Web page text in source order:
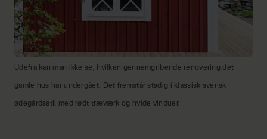
Udefra kan man ikke se, hvilken gennemgribende renovering det
gamle hus har undergået. Det fremstår stadig i klassisk svensk
ødegårdsstil med rødt træværk og hvide vinduer.